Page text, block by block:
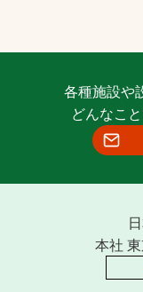
各種施設や
どんなこ
本社